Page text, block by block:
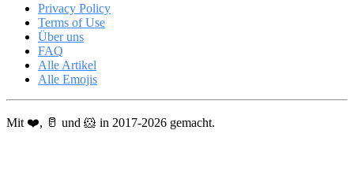
Privacy Policy
Terms of Use
Über uns
FAQ
Alle Artikel
Alle Emojis
Mit ❤️, 🥛 und 🐹 in 2017-2026 gemacht.